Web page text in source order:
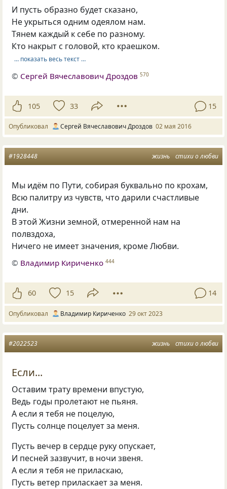
И пусть образно будет сказано,
Не укрыться одним одеялом нам.
Тянем каждый к себе по разному.
Кто накрыт с головой, кто краешком.
… показать весь текст …
© Сергей Вячеславович Дроздов 570
105 33 15
Опубликовал Сергей Вячеславович Дроздов 02 мая 2016
жизнь стихи о любви
#1928448
Мы идём по Пути, собирая буквально по крохам,
Всю палитру из чувств, что дарили счастливые
дни.
В этой Жизни земной, отмеренной нам на
полвздоха,
Ничего не имеет значения, кроме Любви.
© Владимир Кириченко 444
60 15 14
Опубликовал Владимир Кириченко 29 окт 2023
жизнь стихи о любви
#2022523
Если...
Оставим трату времени впустую,
Ведь годы пролетают не пьяня.
А если я тебя не поцелую,
Пусть солнце поцелует за меня.
Пусть вечер в сердце руку опускает,
И песней зазвучит, в ночи звеня.
А если я тебя не приласкаю,
Пусть ветер приласкает за меня.